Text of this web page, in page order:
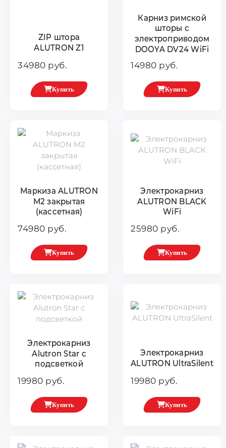
ZIP штора
ALUTRON Z1
34980 руб.
Купить
Карниз римской
шторы с
электроприводом
DOOYA DV24 WiFi
14980 руб.
Купить
Маркиза ALUTRON
М2 закрытая
(кассетная)
74980 руб.
Купить
Электрокарниз
ALUTRON BLACK
WiFi
25980 руб.
Купить
Электрокарниз
Alutron Star с
подсветкой
19980 руб.
Купить
Электрокарниз
ALUTRON UltraSilent
19980 руб.
Купить